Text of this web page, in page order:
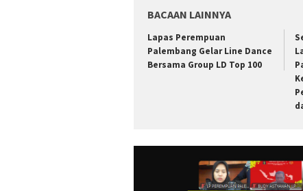
BACAAN LAINNYA
Lapas Perempuan
Palembang Gelar Line Dance
Bersama Group LD Top 100